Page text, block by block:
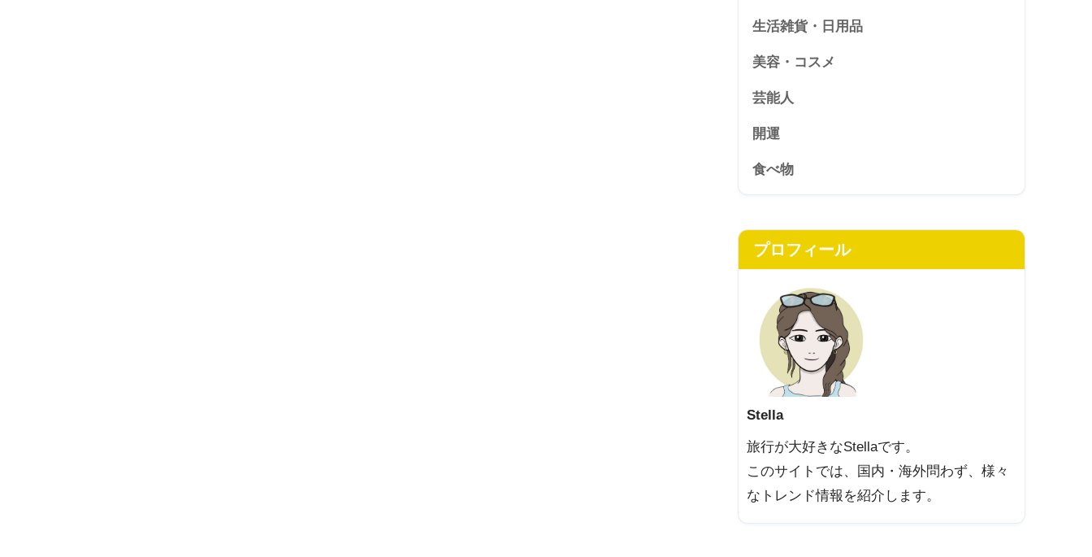
生活雑貨・日用品
美容・コスメ
芸能人
開運
食べ物
プロフィール
Stella
旅行が大好きなStellaです。
このサイトでは、国内・海外問わず、様々
なトレンド情報を紹介します。